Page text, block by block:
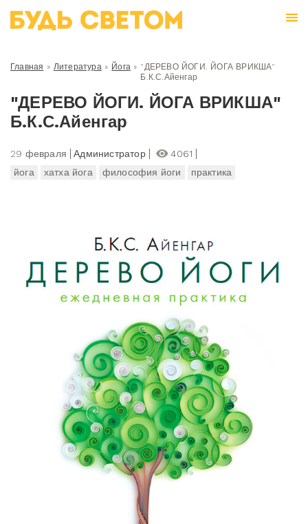
Главная » Литература» Йога » "ДЕРЕВО ЙОГИ. ЙОГА ВРИКША"
Б.К.С.Айенгар
"ДЕРЕВО ЙОГИ. ЙОГА ВРИКША"
Б.К.С.Айенгар
29 февраля Администратор
4061
йога
хатха йога философия йоги практика